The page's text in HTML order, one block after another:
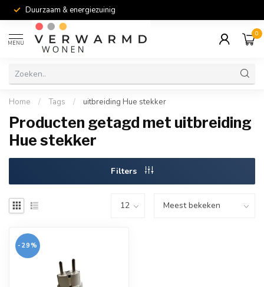
Duurzaam & energiezuinig
MENU
0
Home / Tags / uitbreiding Hue stekker
Producten getagd met uitbreiding
Hue stekker
Filters
-29%